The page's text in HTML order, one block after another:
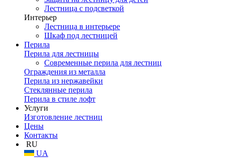
Лестница с подсветкой
Интерьер
Лестница в интерьере
Шкаф под лестницей
Перила
Перила для лестницы
Современные перила для лестниц
Ограждения из металла
Перила из нержавейки
Стеклянные перила
Перила в стиле лофт
Услуги
Изготовление лестниц
Цены
Контакты
RU
UA